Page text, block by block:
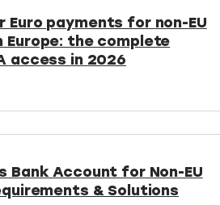
Euro payments for non-EU
Europe: the complete
access in 2026
Bank Account for Non-EU
& Solutions